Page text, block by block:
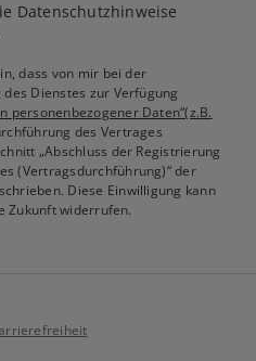
Datenschutzhinweise
dass von mir bei der
Dienstes zur Verfügung
personenbezogener Daten“(z.B.
des Vertrages
„Abschluss der Registrierung
(Vertragsdurchführung)“ der
Diese Einwilligung kann
Zukunft widerrufen.